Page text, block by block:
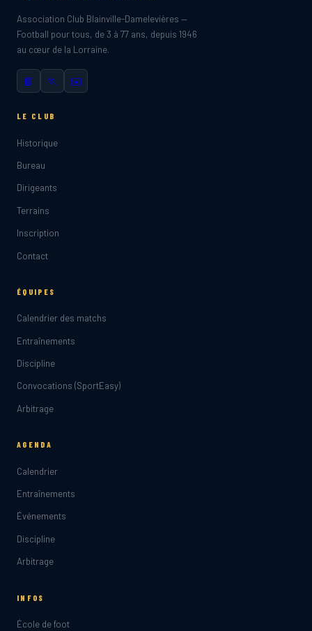
Association Club Blainville-Damelevières —
Football pour tous, de 3 à 77 ans, depuis 1946
au cœur de la Lorraine.
📘 🏃 ✉️
LE CLUB
Historique
Bureau
Dirigeants
Terrains
Inscription
Contact
ÉQUIPES
Calendrier des matchs
Entraînements
Discipline
Convocations (SportEasy)
Arbitrage
AGENDA
Calendrier
Entraînements
Événements
Discipline
Arbitrage
INFOS
École de foot